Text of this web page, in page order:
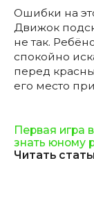
Ошибки на
Движок
не так.
спокойно
перед
его место
Первая игра
знать юному
Читать